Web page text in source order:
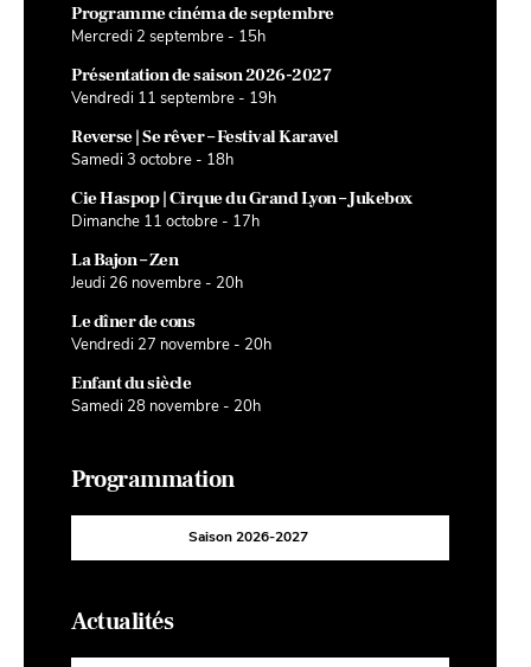
Programme cinéma de septembre
Mercredi 2 septembre - 15h
Présentation de saison 2026-2027
Vendredi 11 septembre - 19h
Reverse | Se rêver – Festival Karavel
Samedi 3 octobre - 18h
Cie Haspop | Cirque du Grand Lyon – Jukebox
Dimanche 11 octobre - 17h
La Bajon – Zen
Jeudi 26 novembre - 20h
Le dîner de cons
Vendredi 27 novembre - 20h
Enfant du siècle
Samedi 28 novembre - 20h
Programmation
Saison 2026-2027
Actualités